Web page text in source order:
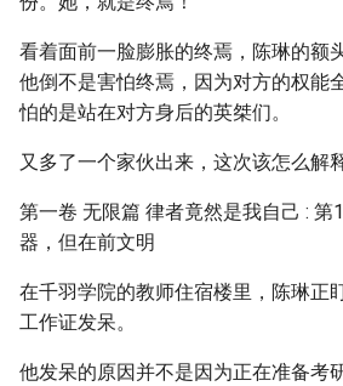
看着面前一脸膨胀的终焉，陈琳的额
他倒不是害怕终焉，因为对方的权能
怕的是站在对方身后的英桀们。
又多了一个家伙出来，这次该怎么解
第一卷 无限篇 律者竟然是我自己 : 第
器，但在前文明
在千羽学院的教师住宿楼里，陈琳正
工作证发呆。
他发呆的原因并不是因为正在准备考